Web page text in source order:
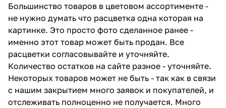
Большинство товаров в цветовом ассортименте -
не нужно думать что расцветка одна которая на
картинке. Это просто фото сделанное ранее -
именно этот товар может быть продан. Все
расцветки согласовывайте и уточняйте.
Количество остатков на сайте разное - уточняйте.
Некоторых товаров может не быть - так как в связи
с нашим закрытием много заявок и покупателей, и
отслеживать полноценно не получается. Много